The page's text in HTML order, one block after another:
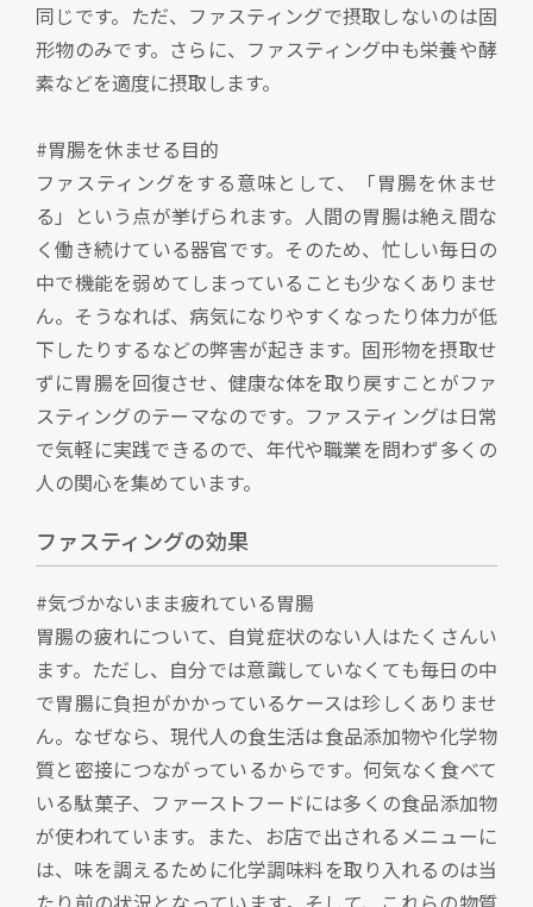
同じです。ただ、ファスティングで摂取しないのは固
形物のみです。さらに、ファスティング中も栄養や酵
素などを適度に摂取します。
#胃腸を休ませる目的
ファスティングをする意味として、「胃腸を休ませ
る」という点が挙げられます。人間の胃腸は絶え間な
く働き続けている器官です。そのため、忙しい毎日の
中で機能を弱めてしまっていることも少なくありませ
ん。そうなれば、病気になりやすくなったり体力が低
下したりするなどの弊害が起きます。固形物を摂取せ
ずに胃腸を回復させ、健康な体を取り戻すことがファ
スティングのテーマなのです。ファスティングは日常
で気軽に実践できるので、年代や職業を問わず多くの
人の関心を集めています。
ファスティングの効果
#気づかないまま疲れている胃腸
胃腸の疲れについて、自覚症状のない人はたくさんい
ます。ただし、自分では意識していなくても毎日の中
で胃腸に負担がかかっているケースは珍しくありませ
ん。なぜなら、現代人の食生活は食品添加物や化学物
質と密接につながっているからです。何気なく食べて
いる駄菓子、ファーストフードには多くの食品添加物
が使われています。また、お店で出されるメニューに
は、味を調えるために化学調味料を取り入れるのは当